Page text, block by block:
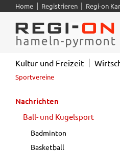
Nachrichten
Ball- und Kugelsport
Badminton
Basketball
Home | Registrieren | Regi-on
Kultur und Freizeit
Sportvereine